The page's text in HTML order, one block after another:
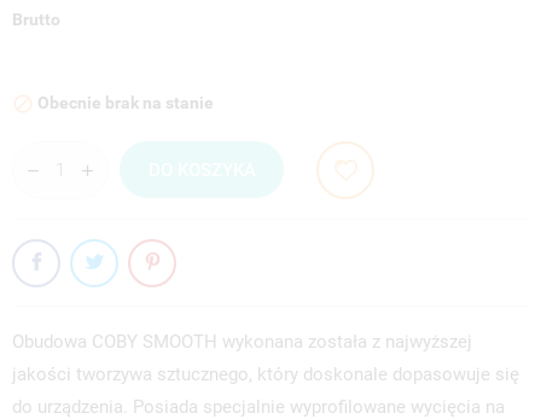
Brutto
 Obecnie brak na stanie
Obudowa COBY SMOOTH wykonana została z najwyższej
jakości tworzywa sztucznego, który doskonale dopasowuje się
do urządzenia. Posiada specjalnie wyprofilowane wycięcia na